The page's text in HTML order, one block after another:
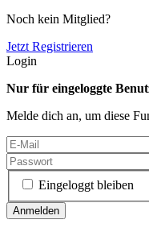
Noch kein Mitglied?
Jetzt Registrieren
Login
Nur für eingeloggte
Melde dich an, um diese
Eingeloggt bleiben